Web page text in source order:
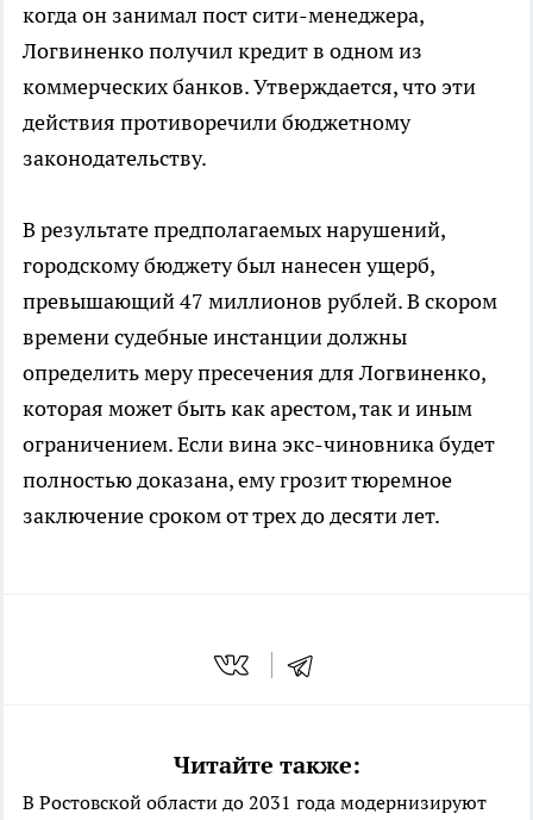
когда он занимал пост сити-менеджера,
Логвиненко получил кредит в одном из
коммерческих банков. Утверждается, что эти
действия противоречили бюджетному
законодательству.
В результате предполагаемых нарушений,
городскому бюджету был нанесен ущерб,
превышающий 47 миллионов рублей. В скором
времени судебные инстанции должны
определить меру пресечения для Логвиненко,
которая может быть как арестом, так и иным
ограничением. Если вина экс-чиновника будет
полностью доказана, ему грозит тюремное
заключение сроком от трех до десяти лет.
Читайте также:
В Ростовской области до 2031 года модернизируют